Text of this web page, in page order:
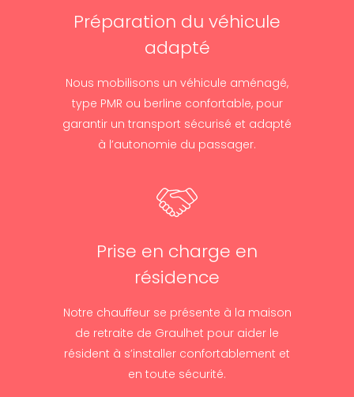
Préparation du véhicule
adapté
Nous mobilisons un véhicule aménagé,
type PMR ou berline confortable, pour
garantir un transport sécurisé et adapté
à l’autonomie du passager.
Prise en charge en
résidence
Notre chauffeur se présente à la maison
de retraite de Graulhet pour aider le
résident à s’installer confortablement et
en toute sécurité.